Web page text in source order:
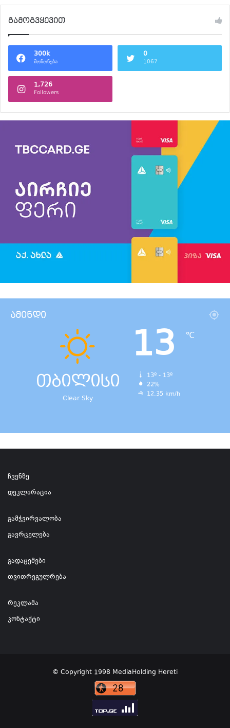
გამოგვყევით
300k
მოწონება
0
1067
1,726
Followers
ამინდი
თბილისი
Clear Sky
13 ℃
13º - 13º
22%
12.35 km/h
ჩვენზე
დეკლარაცია
გამჭვირვალობა
გავრცელება
გადაცემები
თვითრეგულრება
რეკლამა
კონტაქტი
© Copyright 1998 MediaHolding Hereti